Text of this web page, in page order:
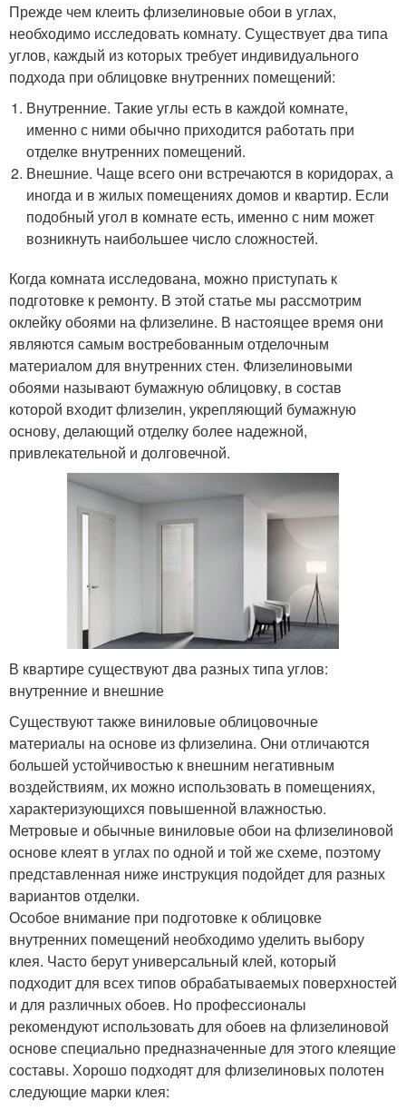
Прежде чем клеить флизелиновые обои в углах,
необходимо исследовать комнату. Существует два типа
углов, каждый из которых требует индивидуального
подхода при облицовке внутренних помещений:
Внутренние. Такие углы есть в каждой комнате,
именно с ними обычно приходится работать при
отделке внутренних помещений.
Внешние. Чаще всего они встречаются в коридорах, а
иногда и в жилых помещениях домов и квартир. Если
подобный угол в комнате есть, именно с ним может
возникнуть наибольшее число сложностей.
Когда комната исследована, можно приступать к
подготовке к ремонту. В этой статье мы рассмотрим
оклейку обоями на флизелине. В настоящее время они
являются самым востребованным отделочным
материалом для внутренних стен. Флизелиновыми
обоями называют бумажную облицовку, в состав
которой входит флизелин, укрепляющий бумажную
основу, делающий отделку более надежной,
привлекательной и долговечной.
В квартире существуют два разных типа углов:
внутренние и внешние
Существуют также виниловые облицовочные
материалы на основе из флизелина. Они отличаются
большей устойчивостью к внешним негативным
воздействиям, их можно использовать в помещениях,
характеризующихся повышенной влажностью.
Метровые и обычные виниловые обои на флизелиновой
основе клеят в углах по одной и той же схеме, поэтому
представленная ниже инструкция подойдет для разных
вариантов отделки.
Особое внимание при подготовке к облицовке
внутренних помещений необходимо уделить выбору
клея. Часто берут универсальный клей, который
подходит для всех типов обрабатываемых поверхностей
и для различных обоев. Но профессионалы
рекомендуют использовать для обоев на флизелиновой
основе специально предназначенные для этого клеящие
составы. Хорошо подходят для флизелиновых полотен
следующие марки клея: